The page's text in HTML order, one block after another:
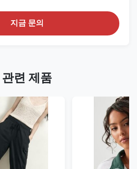
지금 문의
관련 제품